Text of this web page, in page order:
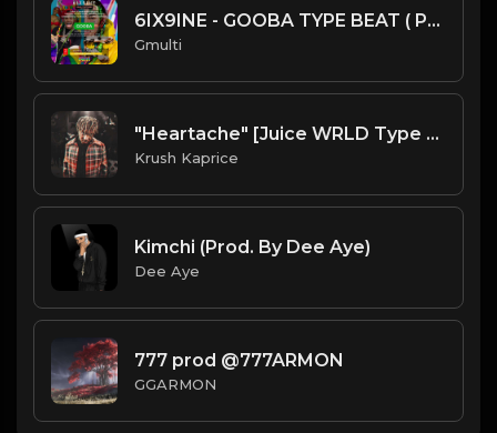
6IX9INE - GOOBA TYPE BEAT ( PROD BY GMULTI )
Gmulti
"Heartache" [Juice WRLD Type Trap Beat] (FREE DL)
Krush Kaprice
Kimchi (Prod. By Dee Aye)
Dee Aye
777 prod @777ARMON
GGARMON